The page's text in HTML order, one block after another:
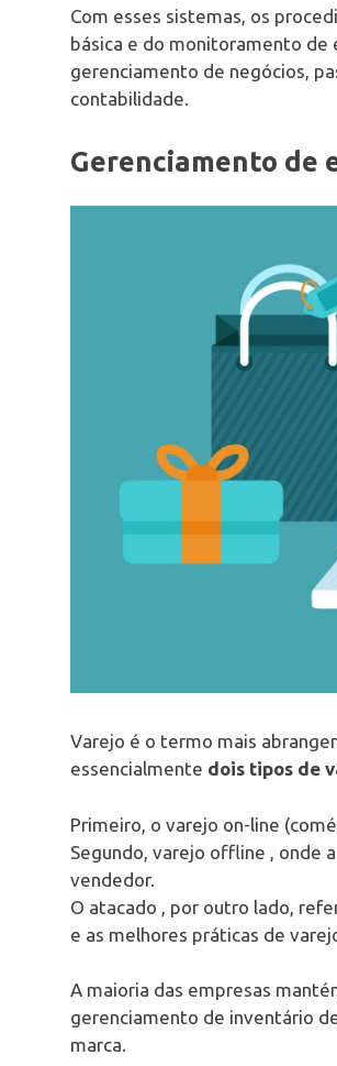
Com esses sistemas, os
básica e do monitoramento de
gerenciamento de negócios,
contabilidade.
Gerenciamento de
Varejo é o termo mais
essencialmente dois tipos de
Primeiro, o varejo on-line
Segundo, varejo offline , onde
vendedor.
O atacado , por outro lado,
e as melhores práticas de
A maioria das empresas
gerenciamento de inventário
marca.